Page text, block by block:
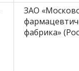
ЗАО
фабрика»